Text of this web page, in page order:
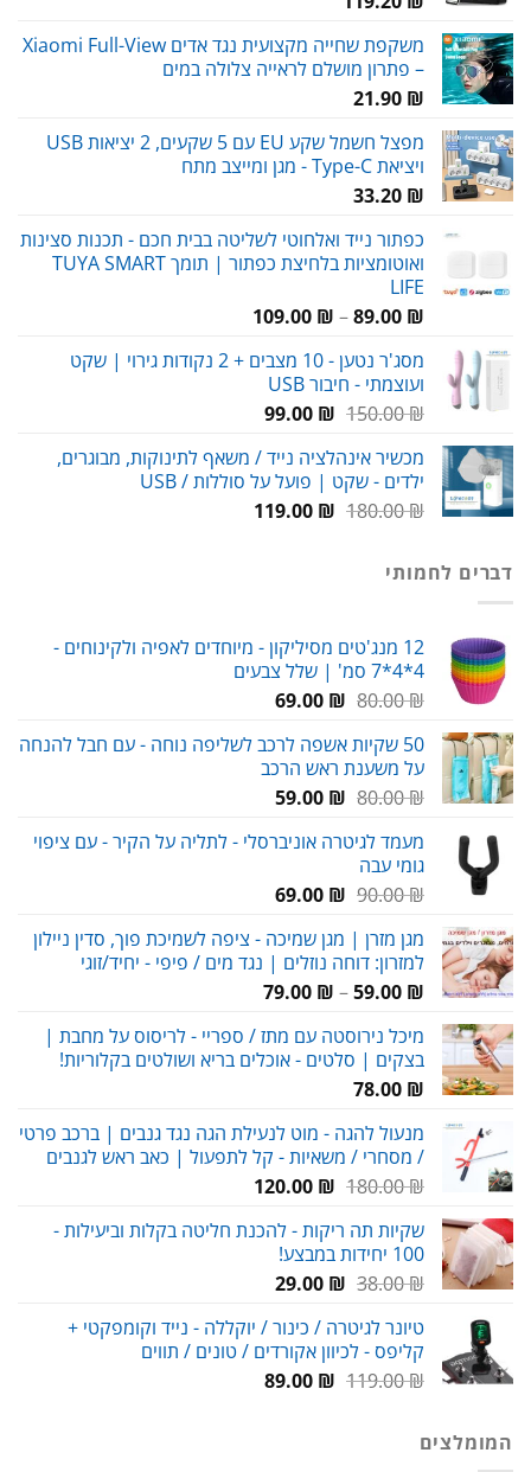
משקפת שחייה מקצועית נגד אדים Xiaomi Full-View
– פתרון מושלם לראייה צלולה במים
21.90 ₪
מפצל חשמל שקע EU עם 5 שקעים, 2 יציאות USB
ויציאת Type-C - מגן ומייצב מתח
33.20 ₪
כפתור נייד ואלחוטי לשליטה בבית חכם - תכנות סצינות
ואוטומציות בלחיצת כפתור | תומך TUYA SMART
LIFE
89.00 ₪
–
109.00 ₪
מסג'ר נטען - 10 מצבים + 2 נקודות גירוי | שקט
ועוצמתי - חיבור USB
150.00₪
המחיר
היה:
150.00 ₪.
99.00 ₪
המחיר
הוא:
99.00 ₪.
מכשיר אינהלציה נייד / משאף לתינוקות, מבוגרים,
ילדים - שקט | פועל על סוללות / USB
180.00₪
המחיר119.00 ₪
המחיר
דברים לחמותי
12 מנג'טים מסיליקון - מיוחדים לאפיה ולקינוחים -
4*4*7 סמ' | שלל צבעים
80.00₪
המחיר
היה:
80.00 ₪.
69.00 ₪
המחיר
הוא:
69.00 ₪.
50 שקיות אשפה לרכב לשליפה נוחה - עם חבל להנחה
על משענת ראש הרכב
80.00₪
המחיר
היה:
59.00 ₪
המחיר
הוא:
מעמד לגיטרה אוניברסלי - לתליה על הקיר - עם ציפוי
גומי עבה
90.00₪
המחיר
היה:
90.00 ₪.
69.00 ₪
המחיר
הוא:
69.00 ₪.
מגן מזרן | מגן שמיכה - ציפה לשמיכת פוך, סדין ניילון
למזרון: דוחה נוזלים | נגד מים / פיפי - יחיד/זוגי
59.00 ₪
–
79.00 ₪
טווח
עד
מיכל נירוסטה עם מתז / ספריי - לריסוס על מחבת |
בצקים | סלטים - אוכלים בריא ושולטים בקלוריות!
78.00 ₪
מנעול להגה - מוט לנעילת הגה נגד גנבים | ברכב פרטי
/ מסחרי / משאיות - קל לתפעול | כאב ראש לגנבים
180.00₪
המחיר
היה:
180.00 ₪.
120.00 ₪
המחיר
הוא:
שקיות תה ריקות - להכנת חליטה בקלות וביעילות -
100 יחידות במבצע!
38.00₪
המחיר
היה:
38.00 ₪.
29.00 ₪
המחיר
הוא:
29.00 ₪.
טיונר לגיטרה / כינור / יוקללה - נייד וקומפקטי +
קליפס - לכיוון אקורדים / טונים / תווים
119.00₪
המחיר89.00 ₪
המחיר
המומלצים